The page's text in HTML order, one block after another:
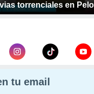
torrenciales en
tu email